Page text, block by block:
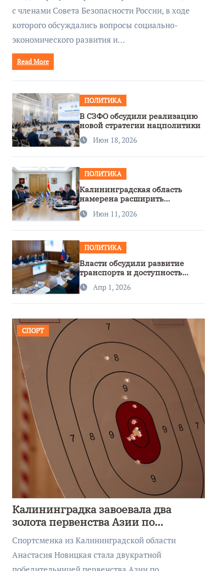
с членами Совета Безопасности России, в ходе
которого обсуждались вопросы социально-
экономического развития и…
Read More
ПОЛИТИКА
В СЗФО обсудили реализацию
новой стратегии нацполитики
Июн 18, 2026
ПОЛИТИКА
Калининградская область
намерена расширить
сотрудничество с Узбекистаном
Июн 11, 2026
ПОЛИТИКА
Власти обсудили развитие
транспорта и доступность
региона
Апр 1, 2026
СПОРТ
Калининградка завоевала два
золота первенства Азии по
метанию ножа
Спортсменка из Калининградской области
Анастасия Новицкая стала двукратной